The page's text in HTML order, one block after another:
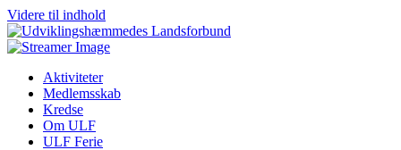
Videre til indhold
Aktiviteter
Medlemsskab
Kredse
Om ULF
ULF Ferie